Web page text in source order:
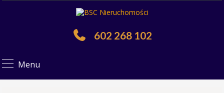
602 268 102
Menu